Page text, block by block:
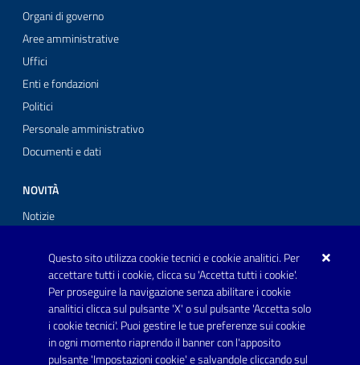
Questo sito utilizza cookie tecnici e cookie analitici. Per
accettare tutti i cookie, clicca su 'Accetta tutti i cookie'.
Per proseguire la navigazione senza abilitare i cookie
analitici clicca sul pulsante 'X' o sul pulsante 'Accetta solo
i cookie tecnici'. Puoi gestire le tue preferenze sui cookie
in ogni momento riaprendo il banner con l'apposito
pulsante 'Impostazioni cookie' e salvandole cliccando sul
Organi di governo
Aree amministrative
Uffici
Enti e fondazioni
Politici
Personale amministrativo
Documenti e dati
NOVITÀ
Notizie
Avvisi
SERVIZI
Elenco servizi